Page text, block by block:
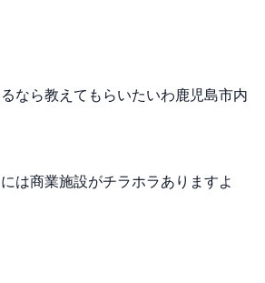
なら教えてもらいたいわ鹿児島市内
は商業施設がチラホラありますよ